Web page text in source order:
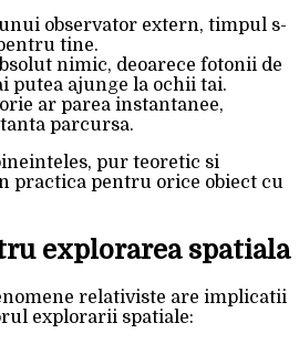
observator extern, timpul s-
tine.
nimic, deoarece fotonii de
putea ajunge la ochii tai.
ar parea instantanee,
parcursa.
pur teoretic si
practica pentru orice obiect cu
explorarea spatiala
relativiste are implicatii
explorarii spatiale: